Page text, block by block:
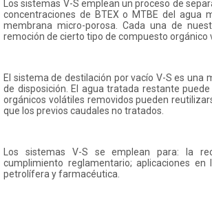
Los sistemas V-S emplean un proceso de
concentraciones de BTEX o MTBE del agua
membrana micro-porosa. Cada una de
remoción de cierto tipo de compuesto orgánico
El sistema de destilación por vacío V-S es
de disposición. El agua tratada restante
orgánicos volátiles removidos pueden
que los previos caudales no tratados.
Los sistemas V-S se emplean para: la
cumplimiento reglamentario; aplicaciones
petrolífera y farmacéutica.